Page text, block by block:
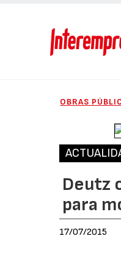
OBRAS
Deutz
para
17/07/2015